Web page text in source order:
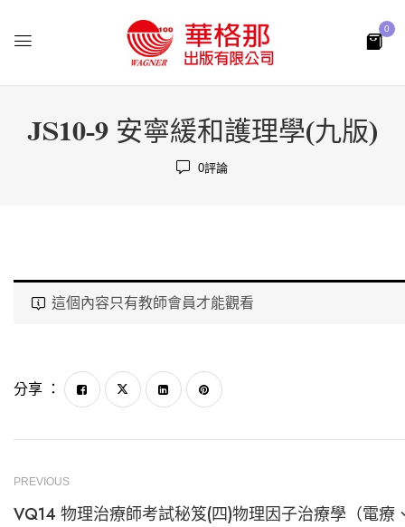
0
JS10-9 安寧緩和護理學(九版)
0評論
這個內容只有教師會員才能觀看
分享 ：
PREVIOUS
VQ14 物理治療師考試秘笈(四)物理因子治療學（電療